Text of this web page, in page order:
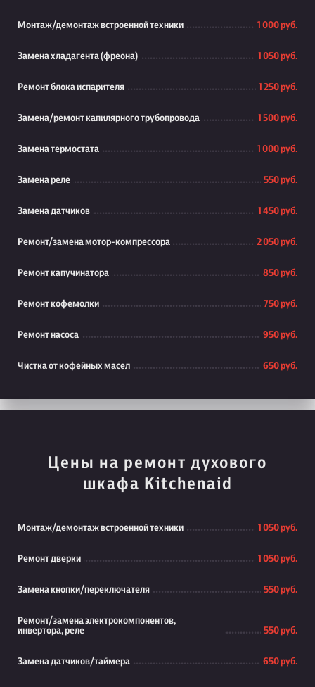
Монтаж/демонтаж встроенной техники 1 000 руб.
Замена хладагента (фреона) 1 050 руб.
Ремонт блока испарителя 1 250 руб.
Замена/ремонт капилярного трубопровода 1 500 руб.
Замена термостата 1 000 руб.
Замена реле 550 руб.
Замена датчиков 1 450 руб.
Ремонт/замена мотор-компрессора 2 050 руб.
Ремонт капучинатора 850 руб.
Ремонт кофемолки 750 руб.
Ремонт насоса 950 руб.
Чистка от кофейных масел 650 руб.
Цены на ремонт духового
шкафа Kitchenaid
Монтаж/демонтаж встроенной техники 1 050 руб.
Ремонт дверки 1 050 руб.
Замена кнопки/переключателя 550 руб.
Ремонт/замена электрокомпонентов,
инвертора, реле
550 руб.
Замена датчиков/таймера 650 руб.